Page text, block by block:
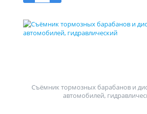
Съёмник тормозных барабанов и
автомобилей,